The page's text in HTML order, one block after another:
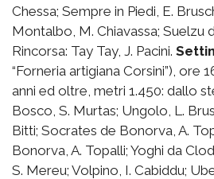
Chessa; Sempre in Piedi, E.
Montalbo, M. Chiavassa; Suelzu
Rincorsa: Tay Tay, J. Pacini.
“Forneria artigiana Corsini”), ore
anni ed oltre, metri 1.450: dallo
Bosco, S. Murtas; Ungolo, L.
Bitti; Socrates de Bonorva, A.
Bonorva, A. Topalli; Yoghi da
S. Mereu; Volpino, I. Cabiddu;